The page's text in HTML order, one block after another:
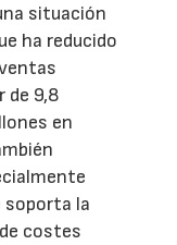
situación
ha reducido
de 9,8
en
soporta la
costes